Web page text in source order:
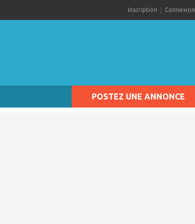
Inscription Connexion
POSTEZ UNE ANNONCE